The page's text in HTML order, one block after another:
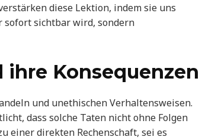
diese Lektion, indem sie uns
sofort sichtbar wird, sondern
Konsequenzen
und unethischen Verhaltensweisen.
dass solche Taten nicht ohne Folgen
einer direkten Rechenschaft, sei es